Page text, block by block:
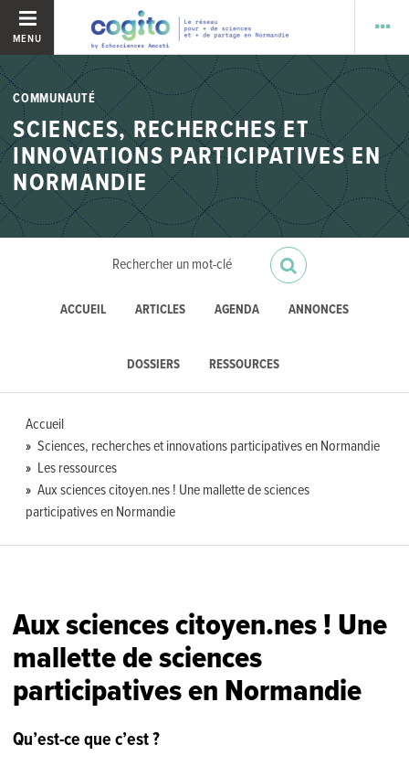
MENU
COMMUNAUTÉ
SCIENCES, RECHERCHES ET
INNOVATIONS PARTICIPATIVES EN
NORMANDIE
ACCUEIL ARTICLES AGENDA ANNONCES
DOSSIERS RESSOURCES
Accueil
Sciences, recherches et innovations participatives en Normandie
Les ressources
Aux sciences citoyen.nes ! Une mallette de sciences
participatives en Normandie
Aux sciences citoyen.nes ! Une
mallette de sciences
participatives en Normandie
Qu’est-ce que c’est ?